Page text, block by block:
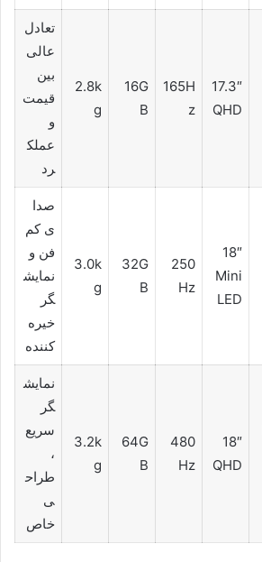
17.3″
QHD
165H
z
16G
B
2.8k
g
تعادل
عالی
بین
قیمت
و
عملک
رد
18″
Mini
LED
250
Hz
32G
B
3.0k
g
صدا
ی کم
فن و
نمایش
گر
خیره
کننده
18″
QHD
480
Hz
64G
B
3.2k
g
نمایش
گر
سریع
،
طراح
ی
خاص